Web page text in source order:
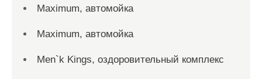
Maximum, автомойка
Maximum, автомойка
Men`k Kings, оздоровительный комплекс